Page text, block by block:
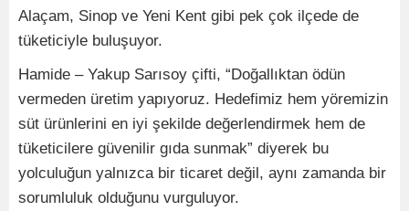
Alaçam, Sinop ve Yeni Kent gibi pek çok ilçede de
tüketiciyle buluşuyor.
Hamide – Yakup Sarısoy çifti, “Doğallıktan ödün
vermeden üretim yapıyoruz. Hedefimiz hem yöremizin
süt ürünlerini en iyi şekilde değerlendirmek hem de
tüketicilere güvenilir gıda sunmak” diyerek bu
yolculuğun yalnızca bir ticaret değil, aynı zamanda bir
sorumluluk olduğunu vurguluyor.